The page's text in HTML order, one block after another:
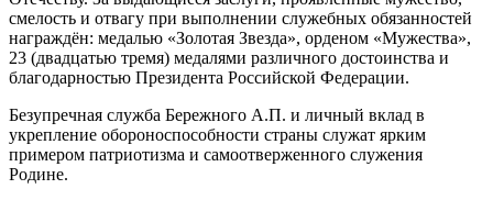
смелость и отвагу при выполнении служебных обязанностей
награждён: медалью «Золотая Звезда», орденом «Мужества»,
23 (двадцатью тремя) медалями различного достоинства и
благодарностью Президента Российской Федерации.
Безупречная служба Бережного А.П. и личный вклад в
укрепление обороноспособности страны служат ярким
примером патриотизма и самоотверженного служения
Родине.